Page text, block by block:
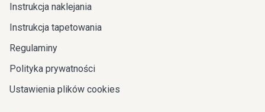
Instrukcja naklejania
Instrukcja tapetowania
Regulaminy
Polityka prywatności
Ustawienia plików cookies